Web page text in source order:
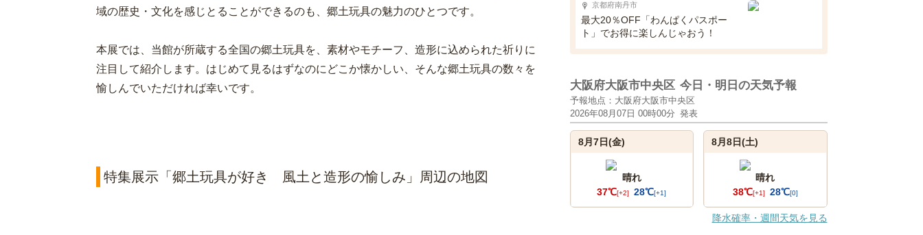
域の歴史・文化を感じとることができるのも、郷土玩具の魅力のひとつです。
本展では、当館が所蔵する全国の郷土玩具を、素材やモチーフ、造形に込められた祈りに
注目して紹介します。はじめて見るはずなのにどこか懐かしい、そんな郷土玩具の数々を
愉しんでいただければ幸いです。
特集展示「郷土玩具が好き 風土と造形の愉しみ」周辺の地図
京都府南丹市
最大20％OFF「わんぱくパスポー
ト」でお得に楽しんじゃおう！
大阪府大阪市中央区 今日・明日の天気予報
予報地点：大阪府大阪市中央区
2026年08月07日 00時00分 発表
8月7日(金)
晴れ
37℃[+2] 28℃[+1]
8月8日(土)
晴れ
38℃[+1] 28℃[0]
降水確率・週間天気を見る